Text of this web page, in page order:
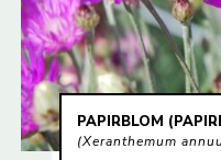
PAPIRBLOM
Xeranthemum